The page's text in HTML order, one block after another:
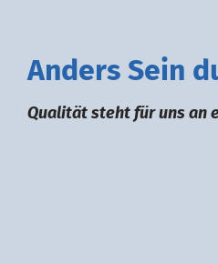
Anders Sein
Qualität steht für uns an